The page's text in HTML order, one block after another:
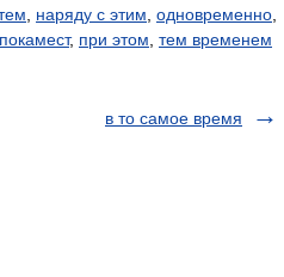
наряду с этим одновременно
покамест, при этом тем временем
в то самое время